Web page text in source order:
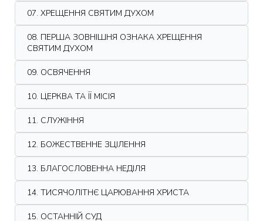
07. ХРЕЩЕННЯ СВЯТИМ ДУХОМ
08. ПЕРША ЗОВНІШНЯ ОЗНАКА ХРЕЩЕННЯ
СВЯТИМ ДУХОМ
09. ОСВЯЧЕННЯ
10. ЦЕРКВА ТА ЇЇ МІСІЯ
11. СЛУЖІННЯ
12. БОЖЕСТВЕННЕ ЗЦІЛЕННЯ
13. БЛАГОСЛОВЕННА НЕДІЛЯ
14. ТИСЯЧОЛІТНЄ ЦАРЮВАННЯ ХРИСТА
15. ОСТАННІЙ СУД